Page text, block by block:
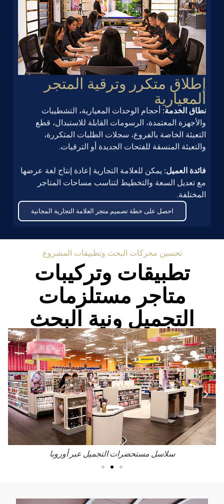
إطلاق متكرر وترقية المتجر
المعيارية
نطاق الخدمة: أحجام الوحدات المعيارية، التشطيبات
والأجهزة المعتمدة، الرسومات القابلة للاستبدال، قطع
التعبئة الخاصة بالفروع، سجلات الطلبات المتكررة،
والتعبئة المنسقة للفتحات الجديدة أو الترقيات.
فائدة العميل: يمكن للعلامة التجارية إعادة إنتاج لغة عرضها
مع تعديل السعة والتخطيط لتناسب مساحات المتاجر
المختلفة.
احصل على خطة تصميم متجر العلامة التجارية المجانية
تحسين محركات البحث وتطبيقات المشروع
تطبيقات وتركيبات
متاجر مستلزمات
التجميل ونية البحث
سلاسل مستحضرات التجميل عبر أوروبا